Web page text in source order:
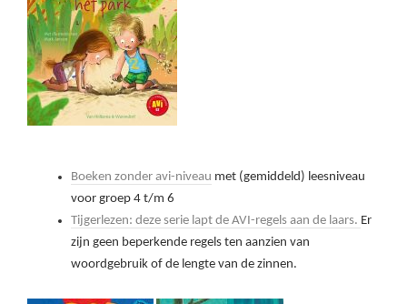
Boeken zonder avi-niveau met (gemiddeld) leesniveau
voor groep 4 t/m 6
Tijgerlezen: deze serie lapt de AVI-regels aan de laars. Er
zijn geen beperkende regels ten aanzien van
woordgebruik of de lengte van de zinnen.